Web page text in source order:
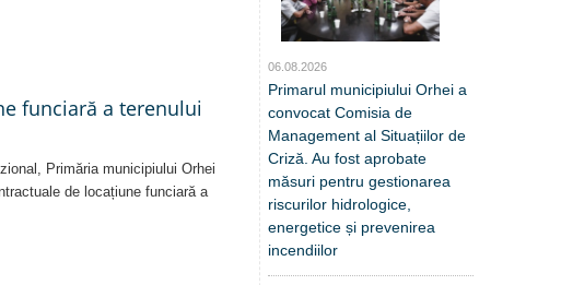
funciară a terenului
Primăria municipiului Orhei
de locațiune funciară a
06.08.2026
Primarul municipiului Orhei a
convocat Comisia de
Management al Situațiilor de
Criză. Au fost aprobate
măsuri pentru gestionarea
riscurilor hidrologice,
energetice și prevenirea
incendiilor